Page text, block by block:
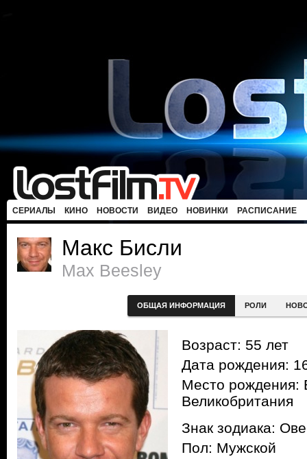
СЕРИАЛЫ КИНО НОВОСТИ ВИДЕО НОВИНКИ РАСПИСАНИЕ
Макс Бисли
Max Beesley
ОБЩАЯ ИНФОРМАЦИЯ РОЛИ
Возраст: 55 лет
Дата рождения:
Место рождения:
Великобритания
Знак зодиака:
Пол: Мужской